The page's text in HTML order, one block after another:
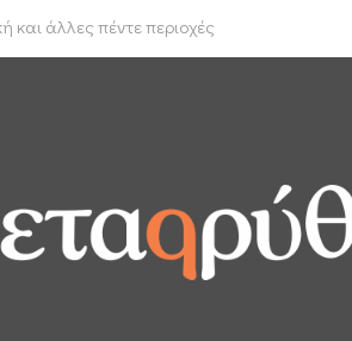
και άλλες πέντε περιοχές
του Ορμούζ